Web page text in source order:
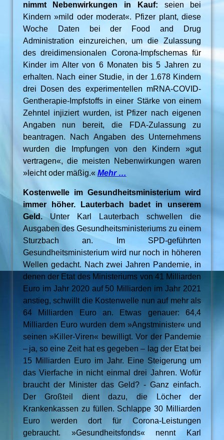
nimmt Nebenwirkungen in Kauf: seien bei
Kindern »mild oder moderat«. Pfizer plant, diese
Woche Daten bei der Food and Drug
Administration einzureichen, um die Zulassung
des dreidimensionalen Corona-Impfschemas für
Kinder im Alter von 6 Monaten bis 5 Jahren zu
erhalten. Nach einer Studie, in der 1.678 Kindern
drei Dosen des experimentellen mRNA-COVID-
Gentherapie-Impfstoffs in einer Stärke von einem
Zehntel injiziert wurden, ist Pfizer nach eigenen
Angaben nun bereit, die FDA-Zulassung zu
beantragen. Nach Angaben des Unternehmens
wurden die Impfungen von den Kindern »gut
vertragen«, die meisten Nebenwirkungen waren
»leicht oder mäßig.« Mehr …
Kostenwelle im Gesundheitsministerium wird
immer höher. Lauterbach badet in unserem
Geld. Unter Karl Lauterbach schwellen die
Ausgaben des Gesundheitsministeriums zu einem
Sturzbach an. Im SPD-geführten
Gesundheitsministerium wird nur noch in höheren
Wellen gedacht. Nach zwei Jahren Pandemie, in
denen der Etat des Ministeriums von 41 Milliarden
Euro im Jahr 2020 auf 50 Milliarden im Jahr 2021
anstieg, schwillt die Kostenwelle nun auf mehr als
64 Milliarden Euro an. Etwas genauer: 64,4
Milliarden Euro wurden dem »Angstminister« und
seinen »Killer-Viren« bewilligt. Vor der Pandemie
– ja, so eine Zeit hat es gegeben – lag der Etat bei
15 Milliarden Euro im Jahr. Eine Steigerung um
das Vierfache in nicht einmal drei Jahren. Wofür
braucht der Minister das Geld? - Ganz einfach.
Der Großteil dient dazu, die Löcher der
Krankenkassen zu füllen. Schlappe 30 Milliarden
Euro werden dort für Corona-Leistungen
gebraucht. »Gesundheitsfonds« nennt Karl